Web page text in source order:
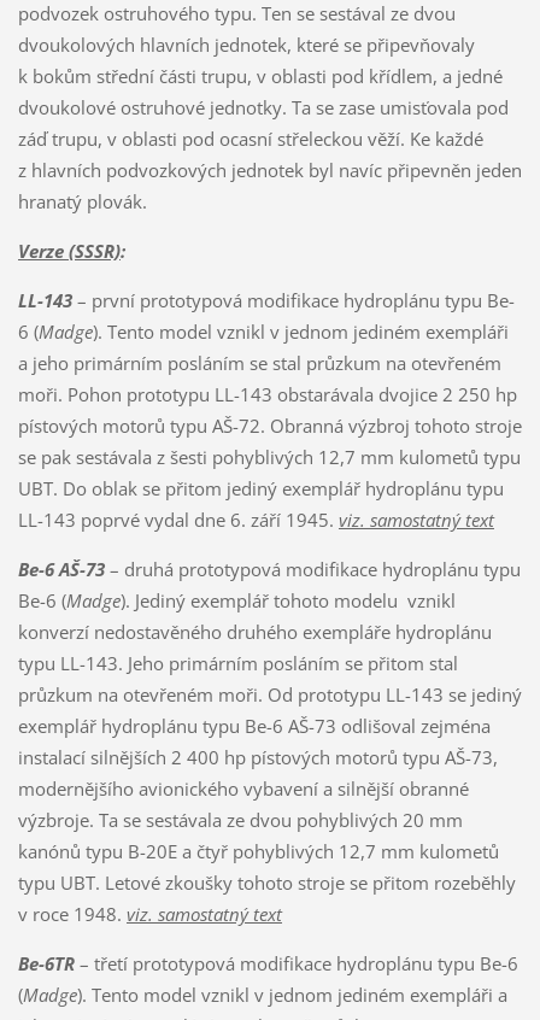
podvozek ostruhového typu. Ten se sestával ze dvou
dvoukolových hlavních jednotek, které se připevňovaly
k bokům střední části trupu, v oblasti pod křídlem, a jedné
dvoukolové ostruhové jednotky. Ta se zase umisťovala pod
záď trupu, v oblasti pod ocasní střeleckou věží. Ke každé
z hlavních podvozkových jednotek byl navíc připevněn jeden
hranatý plovák.
Verze (SSSR):
LL-143– první prototypová modifikace hydroplánu typu Be-
6 (Madge). Tento model vznikl v jednom jediném exempláři
a jeho primárním posláním se stal průzkum na otevřeném
moři. Pohon prototypu LL-143 obstarávala dvojice 2 250 hp
pístových motorů typu AŠ-72. Obranná výzbroj tohoto stroje
se pak sestávala z šesti pohyblivých 12,7 mm kulometů typu
UBT. Do oblak se přitom jediný exemplář hydroplánu typu
LL-143 poprvé vydal dne 6. září 1945. viz. samostatný text
Be-6 AŠ-73– druhá prototypová modifikace hydroplánu typu
Be-6 (Madge). Jediný exemplář tohoto modelu vznikl
konverzí nedostavěného druhého exempláře hydroplánu
typu LL-143. Jeho primárním posláním se přitom stal
průzkum na otevřeném moři. Od prototypu LL-143 se jediný
exemplář hydroplánu typu Be-6 AŠ-73 odlišoval zejména
instalací silnějších 2 400 hp pístových motorů typu AŠ-73,
modernějšího avionického vybavení a silnější obranné
výzbroje. Ta se sestávala ze dvou pohyblivých 20 mm
kanónů typu B-20E a čtyř pohyblivých 12,7 mm kulometů
typu UBT. Letové zkoušky tohoto stroje se přitom rozeběhly
v roce 1948. viz. samostatný text
Be-6TR– třetí prototypová modifikace hydroplánu typu Be-6
(Madge). Tento model vznikl v jednom jediném exempláři a